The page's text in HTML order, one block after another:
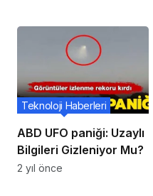
ABD UFO paniği: Uzaylı
Bilgileri Gizleniyor Mu?
Teknoloji Haberleri
2 yıl önce